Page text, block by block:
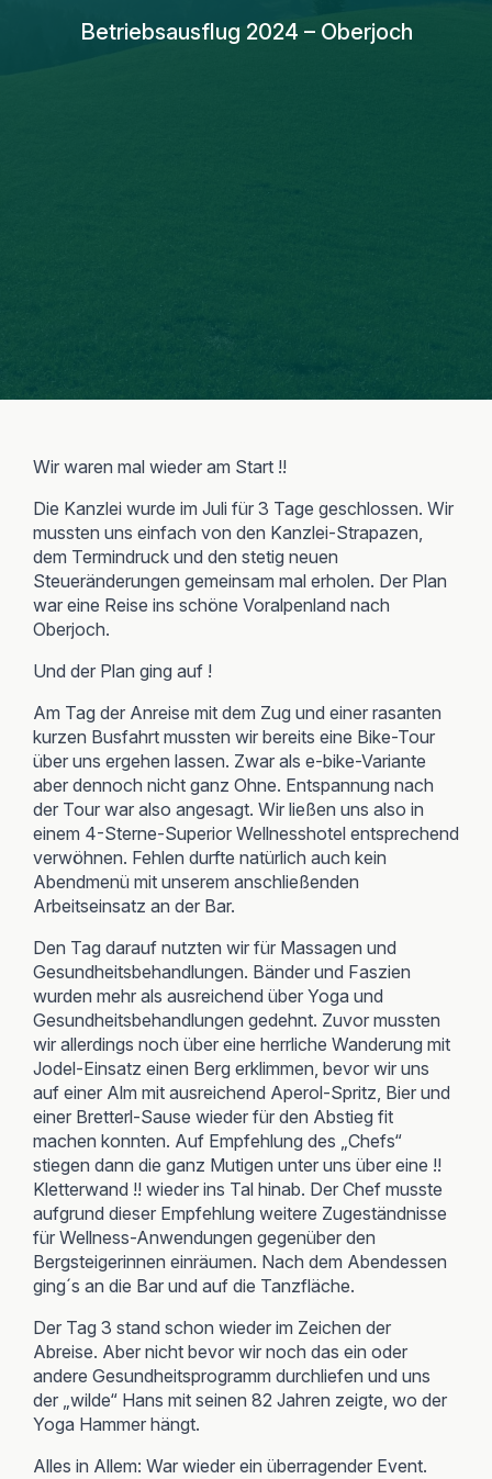
Betriebsausflug 2024 – Oberjoch
Wir waren mal wieder am Start !!
Die Kanzlei wurde im Juli für 3 Tage geschlossen. Wir
mussten uns einfach von den Kanzlei-Strapazen,
dem Termindruck und den stetig neuen
Steueränderungen gemeinsam mal erholen. Der Plan
war eine Reise ins schöne Voralpenland nach
Oberjoch.
Und der Plan ging auf !
Am Tag der Anreise mit dem Zug und einer rasanten
kurzen Busfahrt mussten wir bereits eine Bike-Tour
über uns ergehen lassen. Zwar als e-bike-Variante
aber dennoch nicht ganz Ohne. Entspannung nach
der Tour war also angesagt. Wir ließen uns also in
einem 4-Sterne-Superior Wellnesshotel entsprechend
verwöhnen. Fehlen durfte natürlich auch kein
Abendmenü mit unserem anschließenden
Arbeitseinsatz an der Bar.
Den Tag darauf nutzten wir für Massagen und
Gesundheitsbehandlungen. Bänder und Faszien
wurden mehr als ausreichend über Yoga und
Gesundheitsbehandlungen gedehnt. Zuvor mussten
wir allerdings noch über eine herrliche Wanderung mit
Jodel-Einsatz einen Berg erklimmen, bevor wir uns
auf einer Alm mit ausreichend Aperol-Spritz, Bier und
einer Bretterl-Sause wieder für den Abstieg fit
machen konnten. Auf Empfehlung des „Chefs“
stiegen dann die ganz Mutigen unter uns über eine !!
Kletterwand !! wieder ins Tal hinab. Der Chef musste
aufgrund dieser Empfehlung weitere Zugeständnisse
für Wellness-Anwendungen gegenüber den
Bergsteigerinnen einräumen. Nach dem Abendessen
ging´s an die Bar und auf die Tanzfläche.
Der Tag 3 stand schon wieder im Zeichen der
Abreise. Aber nicht bevor wir noch das ein oder
andere Gesundheitsprogramm durchliefen und uns
der „wilde“ Hans mit seinen 82 Jahren zeigte, wo der
Yoga Hammer hängt.
Alles in Allem: War wieder ein überragender Event.